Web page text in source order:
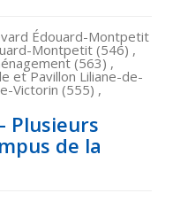
Édouard-Montpetit
Montpetit (546) ,
(563) ,
et Pavillon Liliane-de-
Victorin (555) ,
Plusieurs
de la